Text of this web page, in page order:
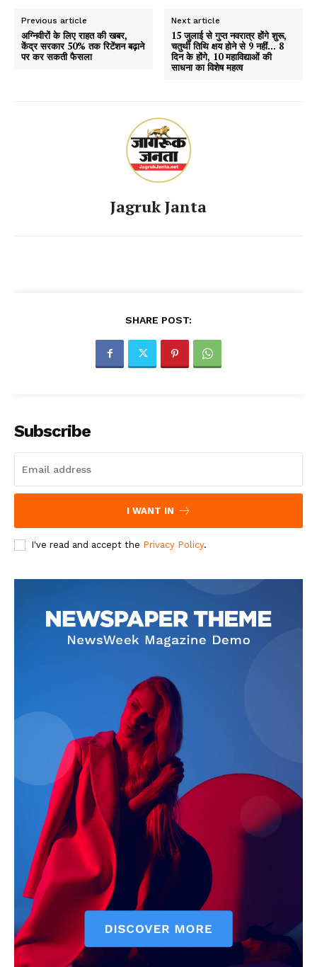
Vishwasniya Hindi Akhbaar
Previous article
अग्निवीरों के लिए राहत की खबर,
केंद्र सरकार 50% तक रिटेंशन बढ़ाने
पर कर सकती फैसला
Next article
15 जुलाई से गुप्त नवरात्र होंगे शुरू,
चतुर्थी तिथि क्षय होने से 9 नहीं… 8
दिन के होंगे, 10 महाविद्याओं की
साधना का विशेष महत्व
Jagruk Janta
SHARE POST:
Subscribe
I WANT IN
I've read and accept the Privacy Policy.